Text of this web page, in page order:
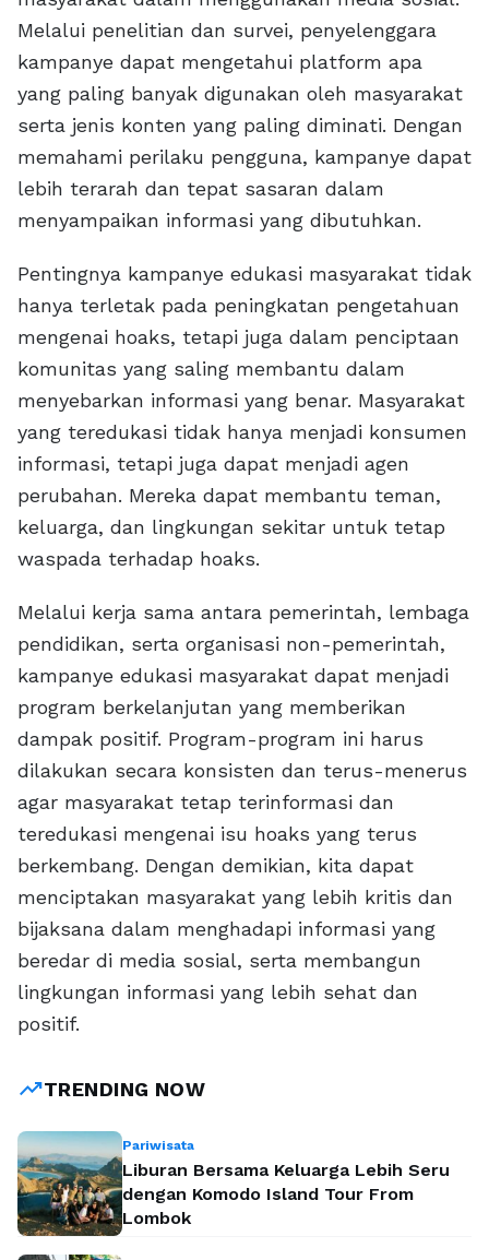
Melalui penelitian dan survei, penyelenggara
kampanye dapat mengetahui platform apa
yang paling banyak digunakan oleh masyarakat
serta jenis konten yang paling diminati. Dengan
memahami perilaku pengguna, kampanye dapat
lebih terarah dan tepat sasaran dalam
menyampaikan informasi yang dibutuhkan.
Pentingnya kampanye edukasi masyarakat tidak
hanya terletak pada peningkatan pengetahuan
mengenai hoaks, tetapi juga dalam penciptaan
komunitas yang saling membantu dalam
menyebarkan informasi yang benar. Masyarakat
yang teredukasi tidak hanya menjadi konsumen
informasi, tetapi juga dapat menjadi agen
perubahan. Mereka dapat membantu teman,
keluarga, dan lingkungan sekitar untuk tetap
waspada terhadap hoaks.
Melalui kerja sama antara pemerintah, lembaga
pendidikan, serta organisasi non-pemerintah,
kampanye edukasi masyarakat dapat menjadi
program berkelanjutan yang memberikan
dampak positif. Program-program ini harus
dilakukan secara konsisten dan terus-menerus
agar masyarakat tetap terinformasi dan
teredukasi mengenai isu hoaks yang terus
berkembang. Dengan demikian, kita dapat
menciptakan masyarakat yang lebih kritis dan
bijaksana dalam menghadapi informasi yang
beredar di media sosial, serta membangun
lingkungan informasi yang lebih sehat dan
positif.
trending_upTRENDING NOW
Pariwisata
Liburan Bersama Keluarga Lebih Seru
dengan Komodo Island Tour From
Lombok